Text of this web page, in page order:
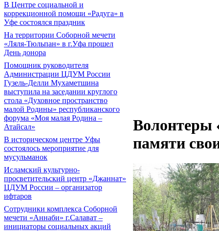
В Центре социальной и
коррекционной помощи «Радуга» в
Уфе состоялся праздник
На территории Соборной мечети
«Ляля-Тюльпан» в г.Уфа прошел
День донора
Помощник руководителя
Администрации ЦДУМ России
Гузель-Делли Мухаметшина
выступила на заседании круглого
стола «Духовное пространство
малой Родины» республиканского
форума «Моя малая Родина –
Атайсал»
В историческом центре Уфы
состоялось мероприятие для
мусульманок
Исламский культурно-
просветительский центр «Джаннат»
ЦДУМ России – организатор
ифтаров
Сотрудники комплекса Соборной
мечети «Аннаби» г.Салават –
инициаторы социальных акций
Волонтеры
памяти